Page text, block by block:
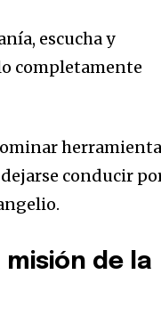
escucha y
completamente
conducir
de la